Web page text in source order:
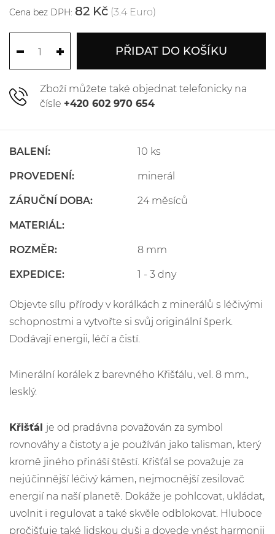
Cena bez DPH: 82 Kč (3.4 Euro)
PŘIDAT DO KOŠÍKU
Zboží můžete také objednat telefonicky na
čísle +420 602 970 654
BALENÍ: 10 ks
PROVEDENÍ: minerál
ZÁRUČNÍ DOBA: 24 měsíců
MATERIÁL:
ROZMĚR: 8 mm
EXPEDICE: 1 - 3 dny
Objevte sílu přírody v korálkách z minerálů s léčivými
schopnostmi a vytvořte si svůj originální šperk.
Dodávají energii, léčí a čistí.
Minerální korálek z barevného Křišťálu, vel. 8 mm.,
lesklý.
Křišťál je od pradávna považován za symbol
rovnováhy a čistoty a je používán jako talisman, který
kromě jiného přináší štěstí. Křišťál se považuje za
nejúčinnější léčivý kámen, nejmocnější zesilovač
energií na naší planetě. Dokáže je pohlcovat, ukládat,
uvolnit i regulovat a také skvěle odblokovat. Hluboce
pročišťuje také lidskou duši a dovede vnést harmonii